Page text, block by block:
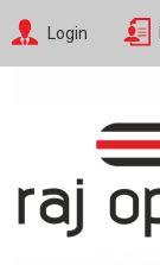
Login